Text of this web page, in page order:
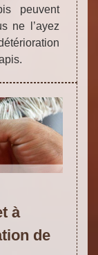
peuvent
ne l’ayez
à
de